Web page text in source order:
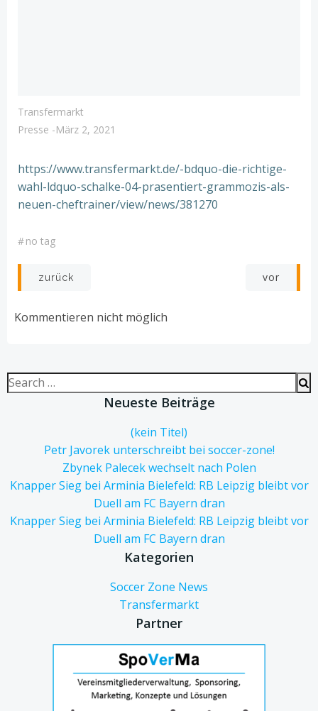
Transfermarkt
Presse -März 2, 2021
https://www.transfermarkt.de/-bdquo-die-richtige-
wahl-ldquo-schalke-04-prasentiert-grammozis-als-
neuen-cheftrainer/view/news/381270
#no tag
Post
navigation
zurück
navigation
vor
Kommentieren nicht möglich
Search
for:
Neueste Beiträge
(kein Titel)
Petr Javorek unterschreibt bei soccer-zone!
Zbynek Palecek wechselt nach Polen
Knapper Sieg bei Arminia Bielefeld: RB Leipzig bleibt vor
Duell am FC Bayern dran
Knapper Sieg bei Arminia Bielefeld: RB Leipzig bleibt vor
Duell am FC Bayern dran
Kategorien
Soccer Zone News
Transfermarkt
Partner